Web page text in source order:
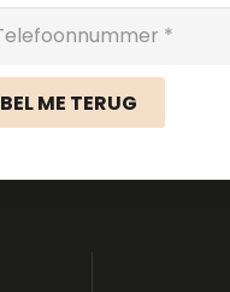
BEL ME TERUG